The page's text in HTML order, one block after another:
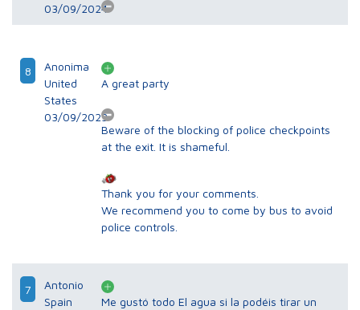
03/09/2024
8
Anonima
United
States
03/09/2023
A great party
Beware of the blocking of police checkpoints
at the exit. It is shameful.
Thank you for your comments.
We recommend you to come by bus to avoid
police controls.
7
Antonio
Spain
Me gustó todo El agua si la podéis tirar un